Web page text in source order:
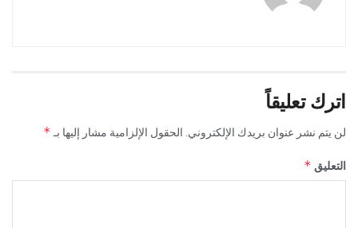
اترك تعليقاً
لن يتم نشر عنوان بريدك الإلكتروني.الحقول الإلزامية مشار إليها بـ*
التعليق*